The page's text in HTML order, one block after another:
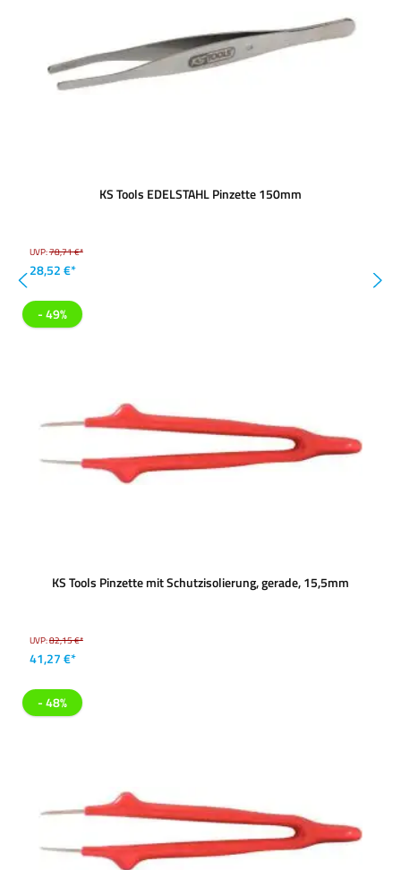
KS Tools EDELSTAHL Pinzette 150mm
UVP:78,71 €*
28,52 €*
- 49%
KS Tools Pinzette mit Schutzisolierung, gerade, 15,5mm
UVP:82,15 €*
41,27 €*
- 48%